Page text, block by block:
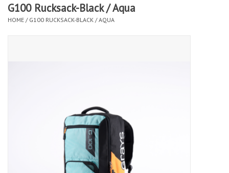
CLUBSHOPS
G100 Rucksack-Black / Aqua
HOME / G100 RUCKSACK-BLACK / AQUA